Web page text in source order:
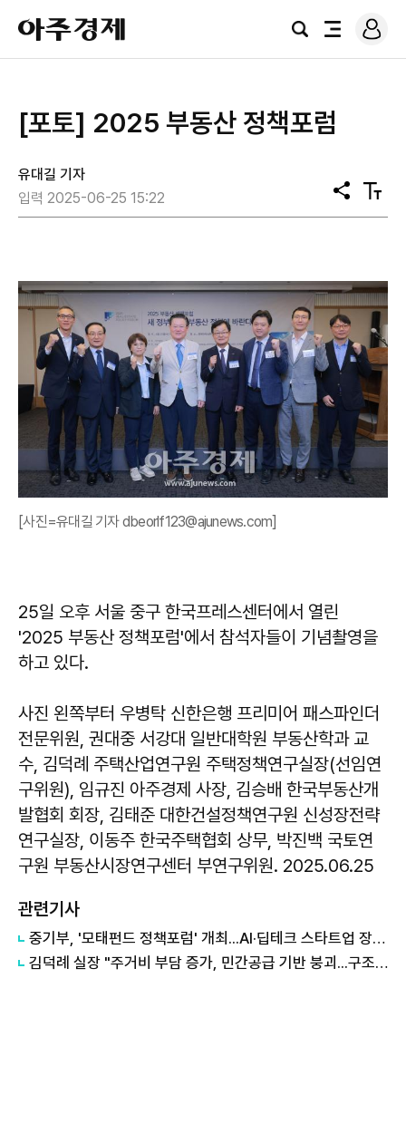
아
주
경
검
전
로
그
[포토] 2025 부동산 정책포럼
유대길 기자
입력 2025-06-25 15:22
공
유
텍
스
[사진=유대길 기자 dbeorlf123@ajunews.com]
25일 오후 서울 중구 한국프레스센터에서 열린
'2025 부동산 정책포럼'에서 참석자들이 기념촬영을
하고 있다.
사진 왼쪽부터 우병탁 신한은행 프리미어 패스파인더
전문위원, 권대중 서강대 일반대학원 부동산학과 교
수, 김덕례 주택산업연구원 주택정책연구실장(선임연
구위원), 임규진 아주경제 사장, 김승배 한국부동산개
발협회 회장, 김태준 대한건설정책연구원 신성장전략
연구실장, 이동주 한국주택협회 상무, 박진백 국토연
구원 부동산시장연구센터 부연구위원. 2025.06.25
관련기사
중기부, '모태펀드 정책포럼' 개최...AI·딥테크 스타트업 장기투자 확보
김덕례 실장 "주거비 부담 증가, 민간공급 기반 붕괴...구조적 문제 해결 시급"